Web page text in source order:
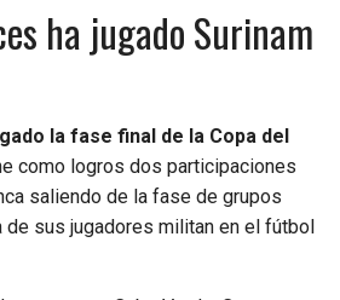
ha jugado Surinam
la fase final de la Copa del
como logros dos participaciones
saliendo de la fase de grupos
de sus jugadores militan en el fútbol